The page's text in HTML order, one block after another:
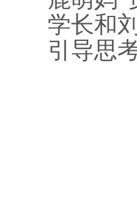
学长和
引导思